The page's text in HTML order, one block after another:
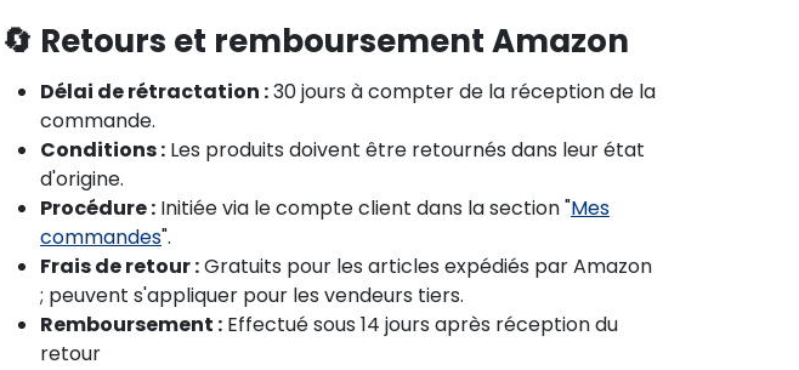
🔄 Retours et remboursement Amazon
Délai de rétractation :30 jours à compter de la réception de la
commande.
Conditions : Les produits doivent être retournés dans leur état
d'origine.
Procédure : Initiée via le compte client dans la section "Mes
commandes".
Frais de retour :Gratuits pour les articles expédiés par Amazon
; peuvent s'appliquer pour les vendeurs tiers.
Remboursement : Effectué sous 14 jours après réception du
retour